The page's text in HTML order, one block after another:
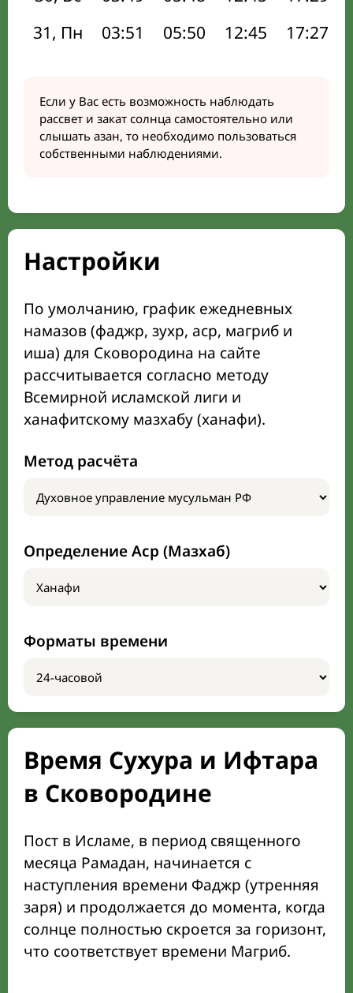
31, Пн
03:51 05:50 12:45 17:27
Если у Вас есть возможность наблюдать
рассвет и закат солнца самостоятельно или
слышать азан, то необходимо пользоваться
собственными наблюдениями.
Настройки
По умолчанию, график ежедневных
намазов (фаджр, зухр, аср, магриб и
иша) для Сковородина на сайте
рассчитывается согласно методу
Всемирной исламской лиги и
ханафитскому мазхабу (ханафи).
Метод расчёта
Определение Аср (Мазхаб)
Форматы времени
Время Сухура и Ифтара
в Сковородине
Пост в Исламе, в период священного
месяца Рамадан, начинается с
наступления времени Фаджр (утренняя
заря) и продолжается до момента, когда
солнце полностью скроется за горизонт,
что соответствует времени Магриб.